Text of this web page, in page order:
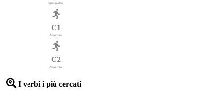
Intermedio
C1
Avanzato
C2
Avanzato
I verbi i più cercati